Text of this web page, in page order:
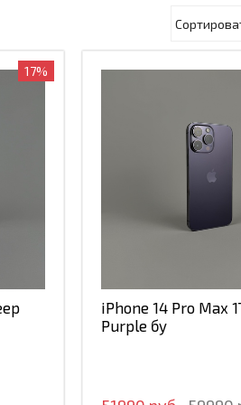
17%
iPhone 14 Pro Max
Purple бу